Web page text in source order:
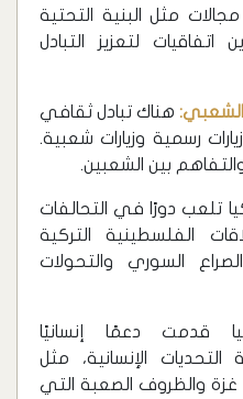
مثل البنية التحتية
لتعزيز التبادل
هناك تبادل ثقافي
رسمية وزيارات شعبية.
بين الشعبين.
تلعب دورًا في التحالفات
الفلسطينية التركية
السوري والتحولات
قدمت دعمًا إنسانيًا
الإنسانية، مثل
غزة والظروف الصعبة التي